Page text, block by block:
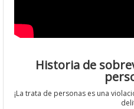
Historia de
¡La trata de personas es una